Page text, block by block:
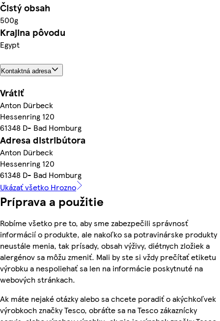
Čistý obsah
500g
Krajina pôvodu
Egypt
Kontaktná adresa
Vrátiť
Anton Dürbeck
Hessenring 120
61348 D- Bad Homburg
Adresa distribútora
Anton Dürbeck
Hessenring 120
61348 D- Bad Homburg
Ukázať všetko Hrozno
Príprava a použitie
Robíme všetko pre to, aby sme zabezpečili správnosť
informácií o produkte, ale nakoľko sa potravinárske produkty
neustále menia, tak prísady, obsah výživy, diétnych zložiek a
alergénov sa môžu zmeniť. Mali by ste si vždy prečítať etiketu
výrobku a nespoliehať sa len na informácie poskytnuté na
webových stránkach.
Ak máte nejaké otázky alebo sa chcete poradiť o akýchkoľvek
výrobkoch značky Tesco, obráťte sa na Tesco zákaznícky